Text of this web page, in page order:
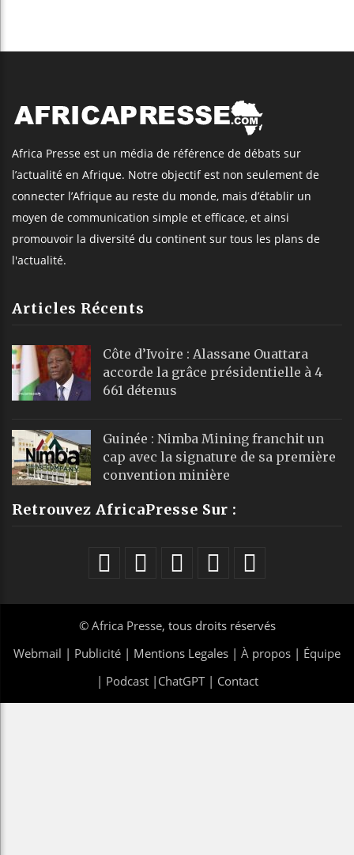
Africa Presse est un média de référence de débats sur
l’actualité en Afrique. Notre objectif est non seulement de
connecter l’Afrique au reste du monde, mais d’établir un
moyen de communication simple et efficace, et ainsi
promouvoir la diversité du continent sur tous les plans de
l'actualité.
Articles Récents
Côte d’Ivoire : Alassane Ouattara
accorde la grâce présidentielle à 4
661 détenus
Guinée : Nimba Mining franchit un
cap avec la signature de sa première
convention minière
Retrouvez AfricaPresse Sur :
© Africa Presse, tous droits réservés
Webmail | Publicité | Mentions Legales | À propos | Équipe
| Podcast| ChatGPT| Contact